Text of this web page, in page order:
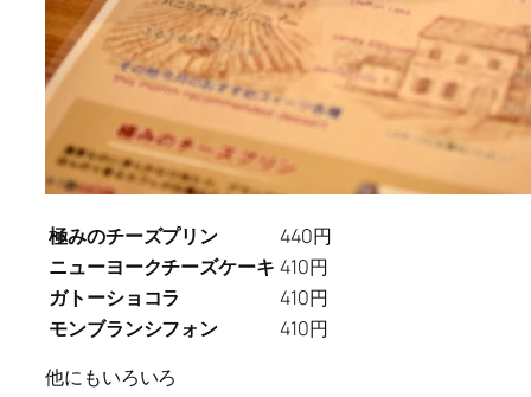
極みのチーズプリン
440円
ニューヨークチーズケーキ 410円
ガトーショコラ
410円
モンブランシフォン
410円
他にもいろいろ